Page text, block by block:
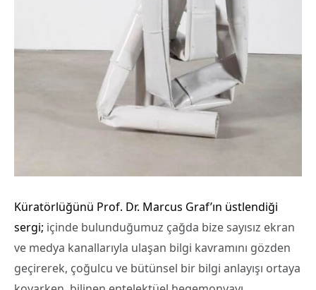
Küratörlüğünü Prof. Dr. Marcus Graf’ın üstlendiği
sergi; içinde bulunduğumuz çağda bize sayısız ekran
ve medya kanallarıyla ulaşan bilgi kavramını gözden
geçirerek, çoğulcu ve bütünsel bir bilgi anlayışı ortaya